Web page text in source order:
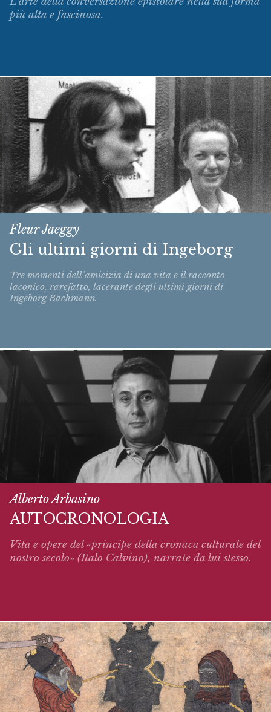
più alta e fascinosa.
Fleur Jaeggy
Gli ultimi giorni di Ingeborg
Tre momenti dell’amicizia di una vita e il racconto
laconico, rarefatto, lacerante degli ultimi giorni di
Ingeborg Bachmann.
Alberto Arbasino
AUTOCRONOLOGIA
Vita e opere del «principe della cronaca culturale del
nostro secolo» (Italo Calvino), narrate da lui stesso.